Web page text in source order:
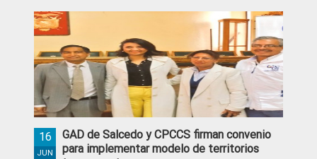
Ciudadana
Control
Social
GAD de Salcedo y CPCCS firman convenio
para implementar modelo de territorios
16
JUN